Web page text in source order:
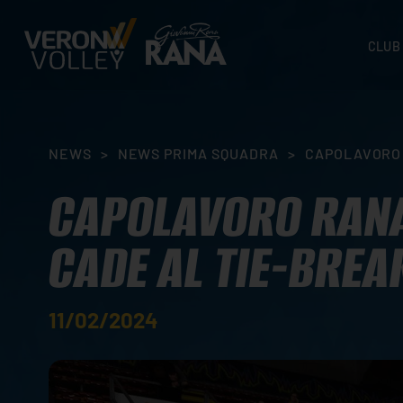
CLUB
NEWS > NEWS PRIMA SQUADRA >
CAPOLAVORO
CADE AL TIE-
11/02/2024